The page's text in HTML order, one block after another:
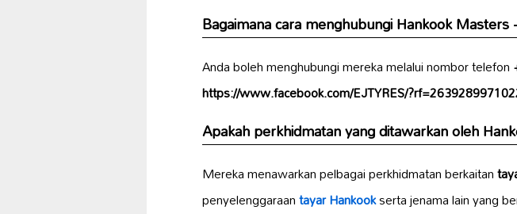
Bagaimana cara menghubungi Hankook
Anda boleh menghubungi mereka melalui nombor telefon
https://www.facebook.com/EJTYRES/
Apakah perkhidmatan yang ditawarkan oleh
Mereka menawarkan pelbagai perkhidmatan berkaitan
penyelenggaraantayar Hankookserta jenama lain yang